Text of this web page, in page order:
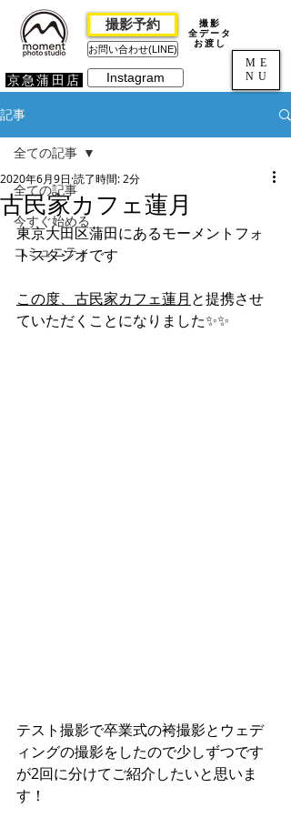
京急蒲田店
撮影予約
お問い合わせ(LINE)
Instagram
撮影
全データ
お渡し
ME
NU
記事
全ての記事
今すぐ始める
コミュニティ
全ての記事
古民家カフェ蓮月
2020年6月9日 読了時間: 2分
東京大田区蒲田にあるモーメントフォ
トスタジオです
この度、古民家カフェ蓮月 と提携させ
ていただくことになりました✨✨
テスト撮影で卒業式の袴撮影とウェデ
ィングの撮影をしたので少しずつです
が2回に分けてご紹介したいと思いま
す！